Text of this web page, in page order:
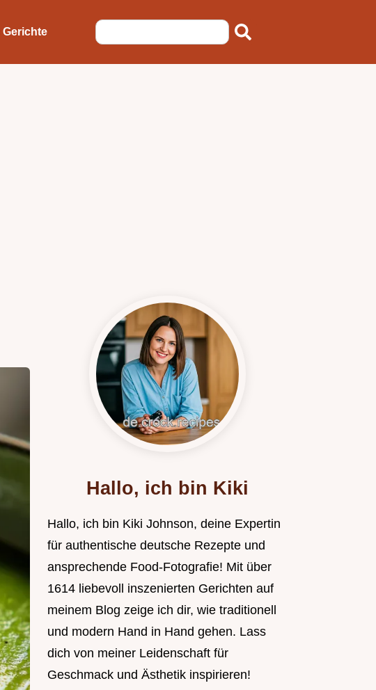
Hallo, ich bin Kiki
Hallo, ich bin Kiki Johnson, deine Expertin
für authentische deutsche Rezepte und
ansprechende Food-Fotografie! Mit über
1614 liebevoll inszenierten Gerichten auf
meinem Blog zeige ich dir, wie traditionell
und modern Hand in Hand gehen. Lass
dich von meiner Leidenschaft für
Geschmack und Ästhetik inspirieren!